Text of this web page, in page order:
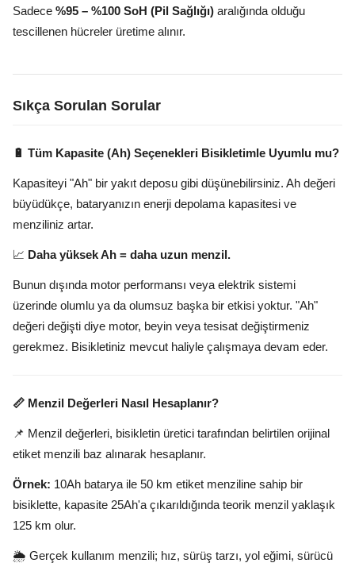
Sadece %95 – %100 SoH (Pil Sağlığı) aralığında olduğu
tescillenen hücreler üretime alınır.
Sıkça Sorulan Sorular
🔋 Tüm Kapasite (Ah) Seçenekleri Bisikletimle Uyumlu mu?
Kapasiteyi "Ah" bir yakıt deposu gibi düşünebilirsiniz. Ah değeri
büyüdükçe, bataryanızın enerji depolama kapasitesi ve
menziliniz artar.
📈 Daha yüksek Ah = daha uzun menzil.
Bunun dışında motor performansı veya elektrik sistemi
üzerinde olumlu ya da olumsuz başka bir etkisi yoktur. "Ah"
değeri değişti diye motor, beyin veya tesisat değiştirmeniz
gerekmez. Bisikletiniz mevcut haliyle çalışmaya devam eder.
📏 Menzil Değerleri Nasıl Hesaplanır?
📌 Menzil değerleri, bisikletin üretici tarafından belirtilen orijinal
etiket menzili baz alınarak hesaplanır.
Örnek: 10Ah batarya ile 50 km etiket menziline sahip bir
bisiklette, kapasite 25Ah'a çıkarıldığında teorik menzil yaklaşık
125 km olur.
🌦️ Gerçek kullanım menzili; hız, sürüş tarzı, yol eğimi, sürücü